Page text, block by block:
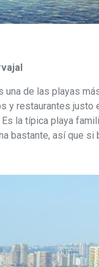
una de las playas
y restaurantes justo
Es la típica playa
bastante, así que si